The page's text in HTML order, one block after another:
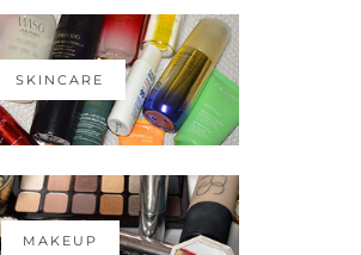
SKINCARE
MAKEUP